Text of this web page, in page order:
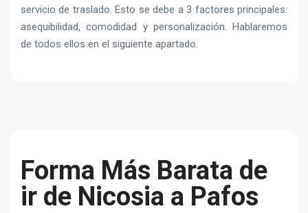
servicio de traslado. Esto se debe a 3 factores principales:
asequibilidad, comodidad y personalización. Hablaremos
de todos ellos en el siguiente apartado.
Forma Más Barata de
ir de Nicosia a Pafos